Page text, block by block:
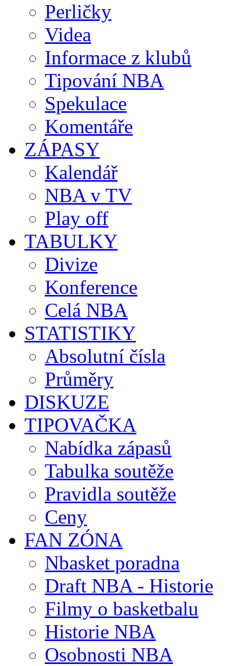
Perličky
Videa
Informace z klubů
Tipování NBA
Spekulace
Komentáře
ZÁPASY
Kalendář
NBA v TV
Play off
TABULKY
Divize
Konference
Celá NBA
STATISTIKY
Absolutní čísla
Průměry
DISKUZE
TIPOVAČKA
Nabídka zápasů
Tabulka soutěže
Pravidla soutěže
Ceny
FAN ZÓNA
Nbasket poradna
Draft NBA - Historie
Filmy o basketbalu
Historie NBA
Osobnosti NBA